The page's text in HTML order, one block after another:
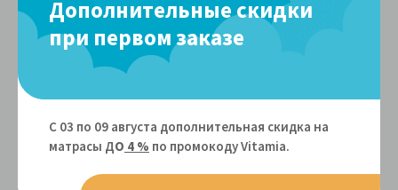
Дополнительные скидки
при первом заказе
С 03 по 09 августа дополнительная скидка на
матрасы ДО 4 % по промокоду Vitamiа.